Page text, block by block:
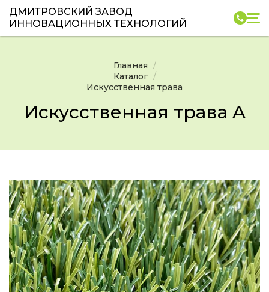
ДМИТРОВСКИЙ ЗАВОД
ИННОВАЦИОННЫХ ТЕХНОЛОГИЙ
Главная
Каталог
Искусственная трава
Искусственная трава A